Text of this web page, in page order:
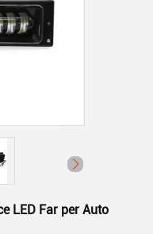
LED Far per Auto